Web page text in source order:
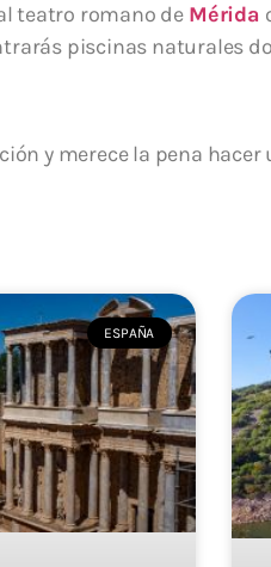
teatro romano de Mérida
piscinas naturales
y merece la pena hacer
ESPAÑA